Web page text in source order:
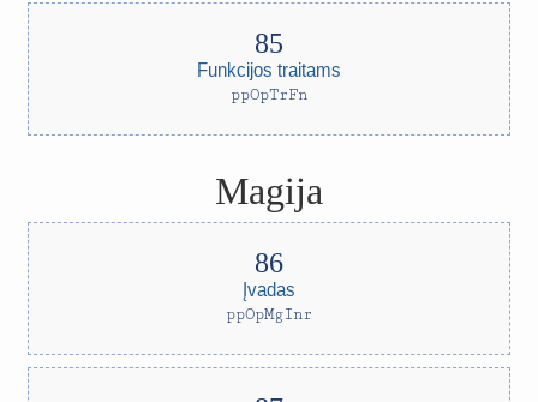
Funkcijos traitams
ppOpTrFn
Magija
Įvadas
ppOpMgInr